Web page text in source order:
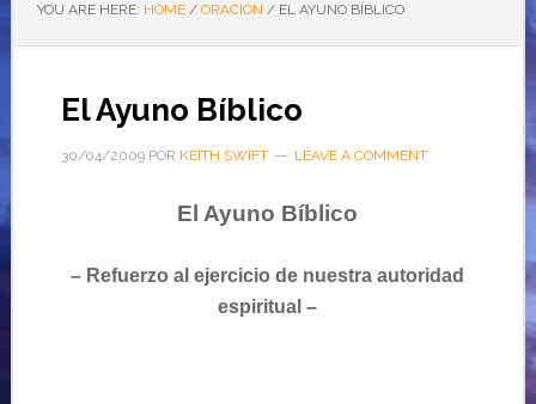
YOU ARE HERE: HOME / ORACIÓN /EL AYUNO BÍBLICO
El Ayuno Bíblico
30/04/2009POR KEITH SWIFT LEAVE A COMMENT
El Ayuno Bíblico
– Refuerzo al ejercicio de nuestra autoridad
espiritual –